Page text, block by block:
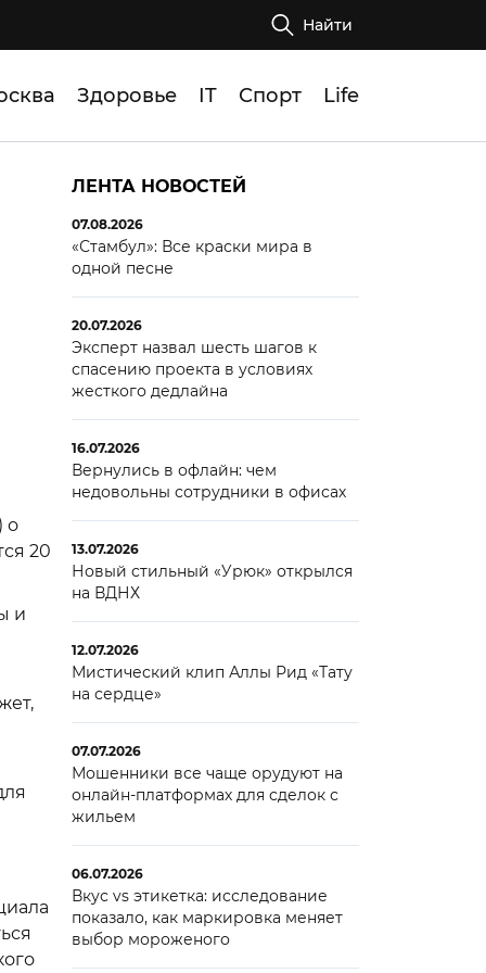
Найти
Здоровье IT Спорт Life
о
20
и
ЛЕНТА НОВОСТЕЙ
07.08.2026
«Стамбул»: Все краски мира в
одной песне
20.07.2026
Эксперт назвал шесть шагов к
спасению проекта в условиях
жесткого дедлайна
16.07.2026
Вернулись в офлайн: чем
недовольны сотрудники в офисах
13.07.2026
Новый стильный «Урюк» открылся
на ВДНХ
12.07.2026
Мистический клип Аллы Рид «Тату
на сердце»
07.07.2026
Мошенники все чаще орудуют на
онлайн-платформах для сделок с
жильем
06.07.2026
Вкус vs этикетка: исследование
показало, как маркировка меняет
выбор мороженого